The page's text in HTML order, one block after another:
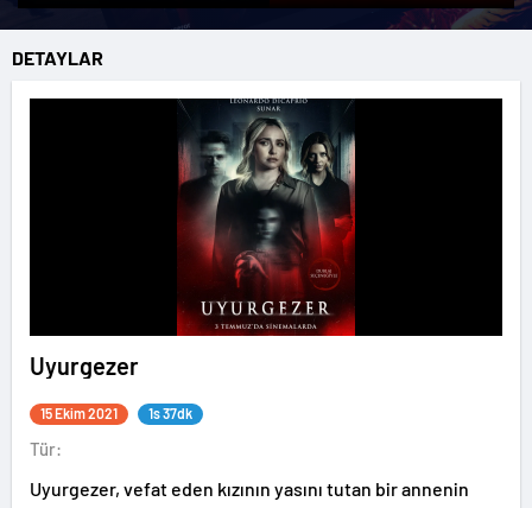
DETAYLAR
Uyurgezer
15 Ekim 2021 1s 37dk
Tür:
Uyurgezer, vefat eden kızının yasını tutan bir annenin